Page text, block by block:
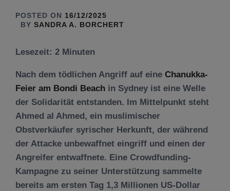
POSTED ON 16/12/2025
BY SANDRA A. BORCHERT
Lesezeit: 2 Minuten
Nach dem tödlichen Angriff auf eine Chanukka-
Feier am Bondi Beach in Sydney ist eine Welle
der Solidarität entstanden. Im Mittelpunkt steht
Ahmed al Ahmed, ein muslimischer
Obstverkäufer syrischer Herkunft, der während
der Attacke unbewaffnet eingriff und einen der
Angreifer entwaffnete. Eine Crowdfunding-
Kampagne zu seiner Unterstützung sammelte
bereits am ersten Tag 1,3 Millionen US-Dollar